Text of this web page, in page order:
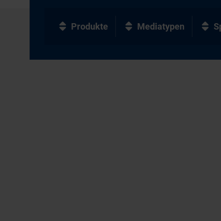
Produkte Mediatypen